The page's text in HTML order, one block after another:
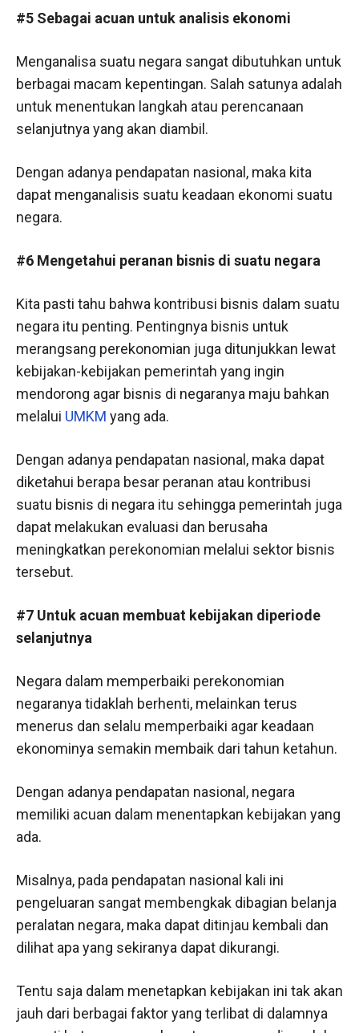
#5 Sebagai acuan untuk analisis ekonomi
Menganalisa suatu negara sangat dibutuhkan untuk
berbagai macam kepentingan. Salah satunya adalah
untuk menentukan langkah atau perencanaan
selanjutnya yang akan diambil.
Dengan adanya pendapatan nasional, maka kita
dapat menganalisis suatu keadaan ekonomi suatu
negara.
#6 Mengetahui peranan bisnis di suatu negara
Kita pasti tahu bahwa kontribusi bisnis dalam suatu
negara itu penting. Pentingnya bisnis untuk
merangsang perekonomian juga ditunjukkan lewat
kebijakan-kebijakan pemerintah yang ingin
mendorong agar bisnis di negaranya maju bahkan
melalui UMKM yang ada.
Dengan adanya pendapatan nasional, maka dapat
diketahui berapa besar peranan atau kontribusi
suatu bisnis di negara itu sehingga pemerintah juga
dapat melakukan evaluasi dan berusaha
meningkatkan perekonomian melalui sektor bisnis
tersebut.
#7 Untuk acuan membuat kebijakan diperiode
selanjutnya
Negara dalam memperbaiki perekonomian
negaranya tidaklah berhenti, melainkan terus
menerus dan selalu memperbaiki agar keadaan
ekonominya semakin membaik dari tahun ketahun.
Dengan adanya pendapatan nasional, negara
memiliki acuan dalam menentapkan kebijakan yang
ada.
Misalnya, pada pendapatan nasional kali ini
pengeluaran sangat membengkak dibagian belanja
peralatan negara, maka dapat ditinjau kembali dan
dilihat apa yang sekiranya dapat dikurangi.
Tentu saja dalam menetapkan kebijakan ini tak akan
jauh dari berbagai faktor yang terlibat di dalamnya